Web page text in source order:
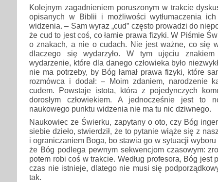
Kolejnym zagadnieniem poruszonym w trakcie
opisanych w Biblii i możliwości wytłumaczenia
widzenia. – Sam wyraz „cud” często prowadzi do
że cud to jest coś, co łamie prawa fizyki. W Piśmie
o znakach, a nie o cudach. Nie jest ważne, co się
dlaczego się wydarzyło. W tym ujęciu
wydarzenie, które dla danego człowieka było
nie ma potrzeby, by Bóg łamał prawa fizyki, które
rozmówca i dodał: – Moim zdaniem, narodzenie
cudem. Powstaje istota, która z pojedynczych
dorosłym człowiekiem. A jednocześnie jest to
naukowego punktu widzenia nie ma tu nic dziwnego.
Naukowiec ze Świerku, zapytany o oto, czy Bóg
siebie dzieło, stwierdził, że to pytanie wiąże się z
i ograniczaniem Boga, bo stawia go w sytuacji wyboru
że Bóg podlega pewnym sekwencjom czasowym:
potem robi coś w trakcie. Według profesora, Bóg jest
czas nie istnieje, dlatego nie musi się
tak.